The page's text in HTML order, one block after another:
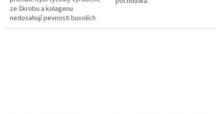
ze škrobu a kolagenu
nedosahují pevnosti buvolích
tyčinek a nepředstavují pro psy